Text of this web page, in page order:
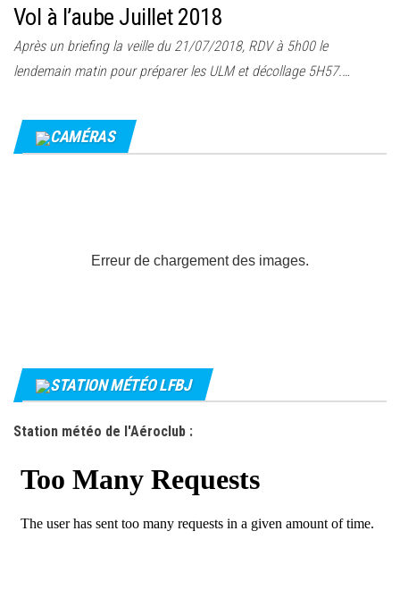
Vol à l’aube Juillet 2018
Après un briefing la veille du 21/07/2018, RDV à 5h00 le
lendemain matin pour préparer les ULM et décollage 5H57.…
CAMÉRAS
Erreur de chargement des images.
STATION MÉTÉO LFBJ
Station météo de l'Aéroclub :